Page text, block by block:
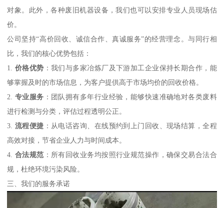
对象。此外，各种废旧机器设备，我们也可以安排专业人员现场估
价。
公司坚持“高价回收、诚信合作、真诚服务”的经营理念。与同行相
比，我们的核心优势包括：
1. 价格优势 ：我们与多家冶炼厂及下游加工企业保持长期合作，能
够掌握及时的市场信息，为客户提供高于市场均价的回收价格。
2. 专业服务 ：团队拥有多年行业经验，能够快速准确地对各类废料
进行检测与分类，评估过程透明公正。
3. 流程便捷 ：从电话咨询、在线预约到上门回收、现场结算，全程
高效对接，节省企业人力与时间成本。
4. 合法规范 ：所有回收业务均按照行业规范操作，确保交易合法合
规，杜绝环境污染风险。
三、我们的服务承诺